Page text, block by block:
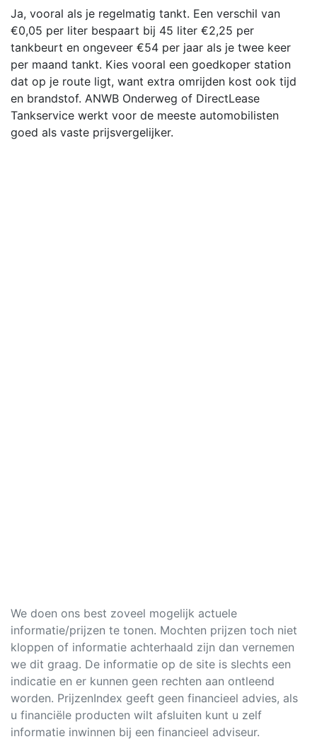
Ja, vooral als je regelmatig tankt. Een verschil van
€0,05 per liter bespaart bij 45 liter €2,25 per
tankbeurt en ongeveer €54 per jaar als je twee keer
per maand tankt. Kies vooral een goedkoper station
dat op je route ligt, want extra omrijden kost ook tijd
en brandstof. ANWB Onderweg of DirectLease
Tankservice werkt voor de meeste automobilisten
goed als vaste prijsvergelijker.
We doen ons best zoveel mogelijk actuele
informatie/prijzen te tonen. Mochten prijzen toch niet
kloppen of informatie achterhaald zijn dan vernemen
we dit graag. De informatie op de site is slechts een
indicatie en er kunnen geen rechten aan ontleend
worden. PrijzenIndex geeft geen financieel advies, als
u financiële producten wilt afsluiten kunt u zelf
informatie inwinnen bij een financieel adviseur.